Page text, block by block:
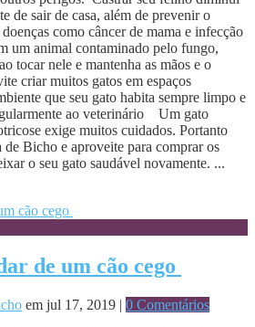
de sair de casa, além de prevenir o
como câncer de mama e infecção
um animal contaminado pelo fungo,
tocar nele e mantenha as mãos e o
criar muitos gatos em espaços
que seu gato habita sempre limpo e
ao veterinário Um gato
exige muitos cuidados. Portanto
Bicho e aproveite para comprar os
o seu gato saudável novamente. ...
de um cão cego
em jul 17, 2019 | 0 Comentários